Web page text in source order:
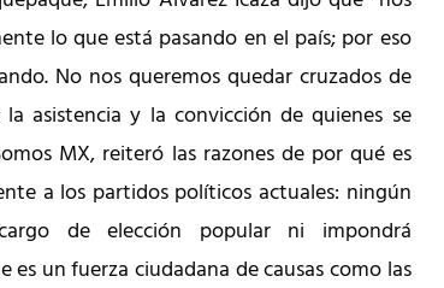
lo que está pasando en el país; por eso
No nos queremos quedar cruzados de
la asistencia y la convicción de quienes se
MX, reiteró las razones de por qué es
a los partidos políticos actuales: ningún
de elección popular ni impondrá
es un fuerza ciudadana de causas como las